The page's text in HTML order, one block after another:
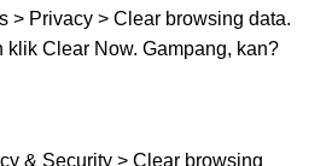
> Privacy > Clear browsing data.
klik Clear Now. Gampang, kan?
& Security > Clear browsing